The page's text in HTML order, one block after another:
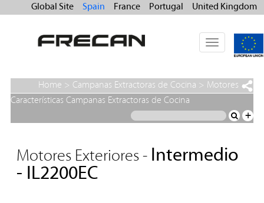
Global Site Spain France Portugal United Kingdom
Toggle
navigation
Home > Campanas Extractoras de Cocina > Motores
Exteriores>Intermedio - IL2200EC
Características Campanas Extractoras de Cocina
+
Motores Exteriores - Intermedio
- IL2200EC